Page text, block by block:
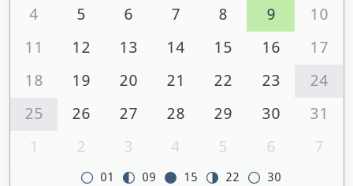
4
5 6 7 8 9
10
11
12 13 14 15 16
17
18
19 20 21 22 23
24
25
26 27 28 29 30
31
1
2 3 4 5 6 7
01 09 15 22 30